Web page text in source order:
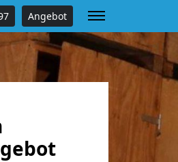
Angebot